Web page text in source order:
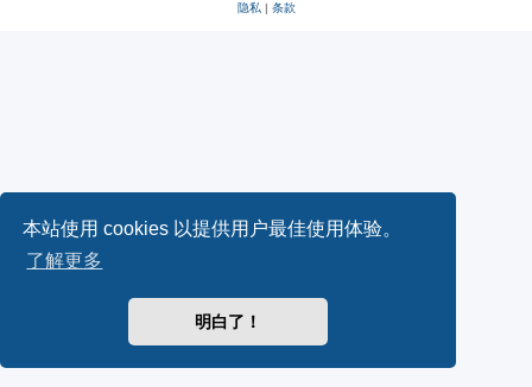
本站使用 cookies 以提供用户最佳使用体验。
了解更多
明白了！
隐私 | 条款